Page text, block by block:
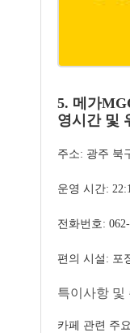
5. 메가
영시간 및
주소: 광주 북
운영 시간:
전화번호:
편의 시설: 포
특이사항 및
카페 관련 주